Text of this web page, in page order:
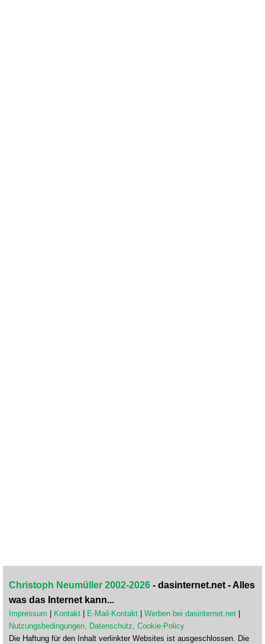
Christoph Neumüller 2002-2026 - dasinternet.net - Alles
was das Internet kann...
Impressum Kontakt E-Mail-Kontakt Werben bei dasinternet.net
Nutzungsbedingungen, Datenschutz, Cookie-Policy
Die Haftung für den Inhalt verlinkter Websites ist ausgeschlossen. Die